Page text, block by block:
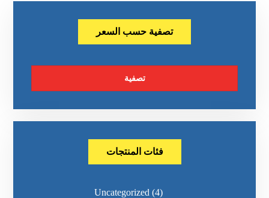
تصفية حسب السعر
تصفية
فئات المنتجات
Uncategorized (4)